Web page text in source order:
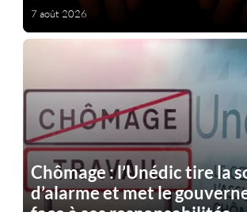
7 août 2026
Chômage : l’Unédic tire la
d’alarme et met le